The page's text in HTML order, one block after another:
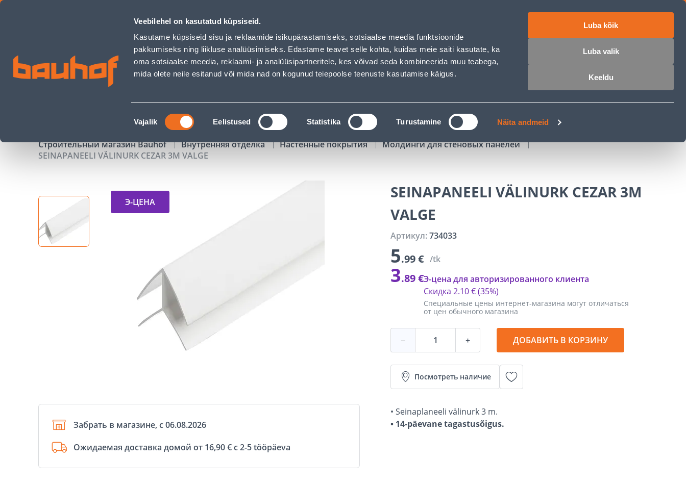
Veebilehel on kasutatud küpsiseid.
Kasutame küpsiseid sisu ja reklaamide isikupärastamiseks, sotsiaalse meedia funktsioonide
pakkumiseks ning liikluse analüüsimiseks. Edastame teavet selle kohta, kuidas meie saiti kasutate, ka
oma sotsiaalse meedia, reklaami- ja analüüsipartneritele, kes võivad seda kombineerida muu teabega,
mida olete neile esitanud või mida nad on kogunud teiepoolse teenuste kasutamise käigus.
Nõusoleku
valik
Vajalik Eelistused Statistika Turustamine Näita andmeid
Luba kõik
Luba valik
Keeldu
SEINAPANEELI VÄLINURK CEZAR 3M VALGE - Bauhof has loaded
Обслуживание бизнес-клиентов Обслуживание частных клиентов Услуги Предложения о работе
ПОИСК
АКЦИИ КАТАЛОГИ АРЕНДА ИНСТРУМЕНТОВ РАССРОЧКА
Строительный магазин Bauhof Внутренняя отделка Настенные покрытия
Молдинги для стеновых панелей
SEINAPANEELI VÄLINURK CEZAR 3M VALGE
Э-ЦЕНА
Забрать в магазине, с 06.08.2026
Ожидаемая доставка домой от 16,90 € с 2-5 tööpäeva
SEINAPANEELI VÄLINURK CEZAR 3M
VALGE
Артикул:734033
5.99 € /tk
3.89 €
Специальные цены интернет-магазина могут отличаться
от цен обычного магазина
Скидка 2.10 €(35%)
Э-цена для авторизированного клиента
− + ДОБАВИТЬ В КОРЗИНУ
Посмотреть наличие
• Seinaplaneeli välinurk 3 m.
• 14-päevane tagastusõigus.